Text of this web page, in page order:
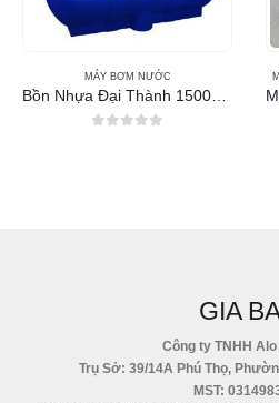
MÁY BƠM NƯỚC
Bồn Nhựa Đại Thành 1500L ngang
GIA
Công ty TNHH
Trụ Sở: 39/14A Phú Thọ,
MST: